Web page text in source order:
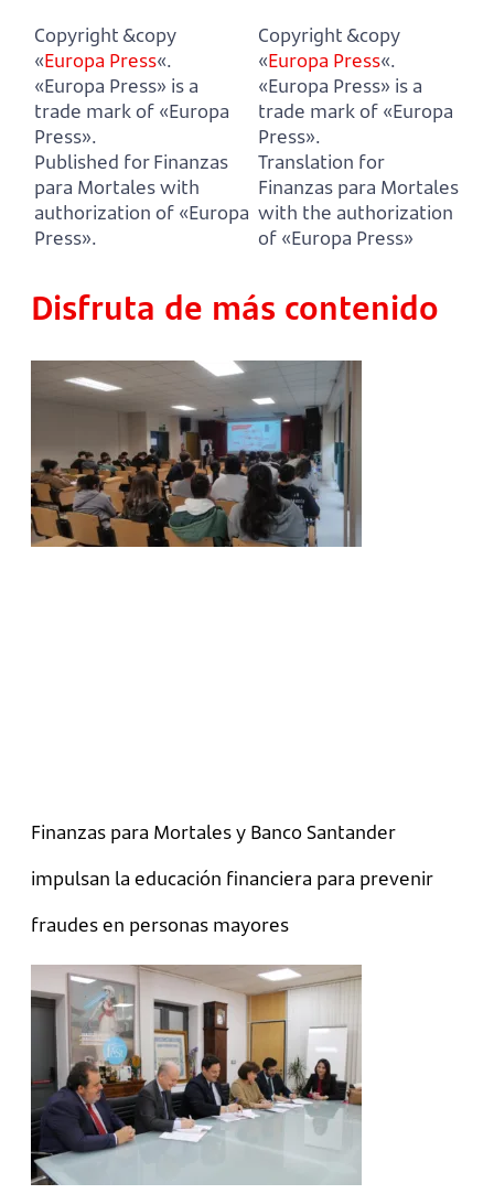
Copyright &copy
«Europa Press«.
«Europa Press» is a
trade mark of «Europa
Press».
Published for Finanzas
para Mortales with
authorization of «Europa
Press».
Copyright &copy
«Europa Press«.
«Europa Press» is a
trade mark of «Europa
Press».
Translation for
Finanzas para Mortales
with the authorization
of «Europa Press»
Disfruta de más contenido
Finanzas para Mortales y Banco Santander
impulsan la educación financiera para prevenir
fraudes en personas mayores